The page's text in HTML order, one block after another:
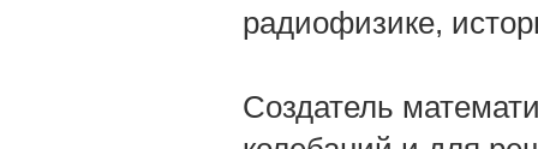
радиофизике,
Создатель